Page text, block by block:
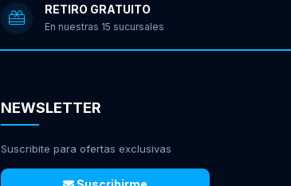
RETIRO GRATUITO
En nuestras 15 sucursales
NEWSLETTER
Suscribite para ofertas exclusivas